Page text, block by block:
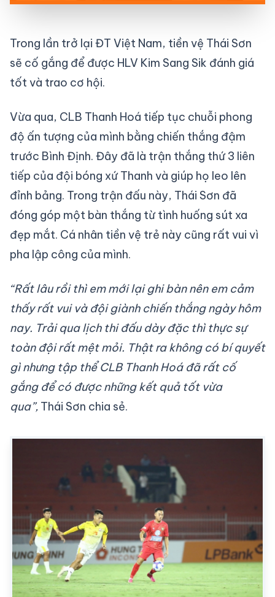
Trong lần trở lại ĐT Việt Nam, tiền vệ Thái Sơn
sẽ cố gắng để được HLV Kim Sang Sik đánh giá
tốt và trao cơ hội.
Vừa qua, CLB Thanh Hoá tiếp tục chuỗi phong
độ ấn tượng của mình bằng chiến thắng đậm
trước Bình Định. Đây đã là trận thắng thứ 3 liên
tiếp của đội bóng xứ Thanh và giúp họ leo lên
đỉnh bảng. Trong trận đấu này, Thái Sơn đã
đóng góp một bàn thắng từ tình huống sút xa
đẹp mắt. Cá nhân tiền vệ trẻ này cũng rất vui vì
pha lập công của mình.
“Rất lâu rồi thì em mới lại ghi bàn nên em cảm
thấy rất vui và đội giành chiến thắng ngày hôm
nay. Trải qua lịch thi đấu dày đặc thì thực sự
toàn đội rất mệt mỏi. Thật ra không có bí quyết
gì nhưng tập thể CLB Thanh Hoá đã rất cố
gắng để có được những kết quả tốt vừa
qua”, Thái Sơn chia sẻ.